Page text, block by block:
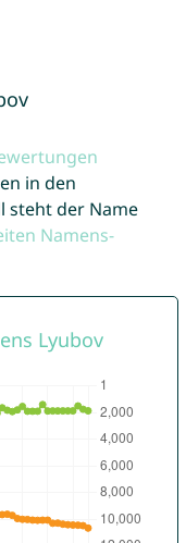
in den
steht der Name
Namens-